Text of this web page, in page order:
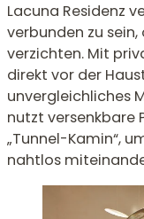
Lacuna Residenz
verbunden zu
verzichten. Mit
direkt vor der
unvergleichliches
nutzt versenkbare
„Tunnel-Kamin“,
nahtlos